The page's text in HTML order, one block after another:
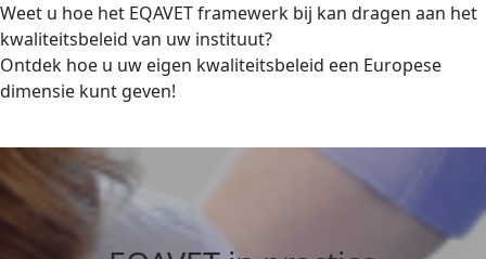
Weet u hoe het EQAVET framewerk bij kan dragen aan het
kwaliteitsbeleid van uw instituut?
Ontdek hoe u uw eigen kwaliteitsbeleid een Europese
dimensie kunt geven!